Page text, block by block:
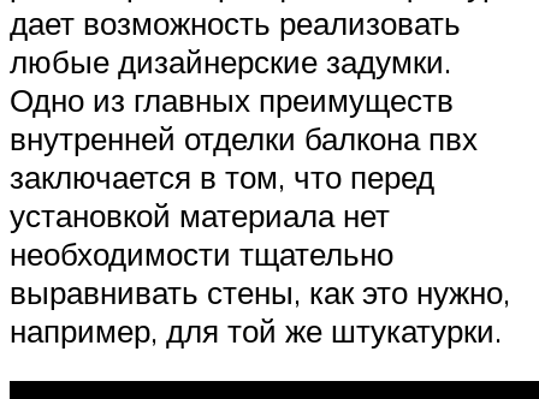
дает возможность реализовать
любые дизайнерские задумки.
Одно из главных преимуществ
внутренней отделки балкона пвх
заключается в том, что перед
установкой материала нет
необходимости тщательно
выравнивать стены, как это нужно,
например, для той же штукатурки.